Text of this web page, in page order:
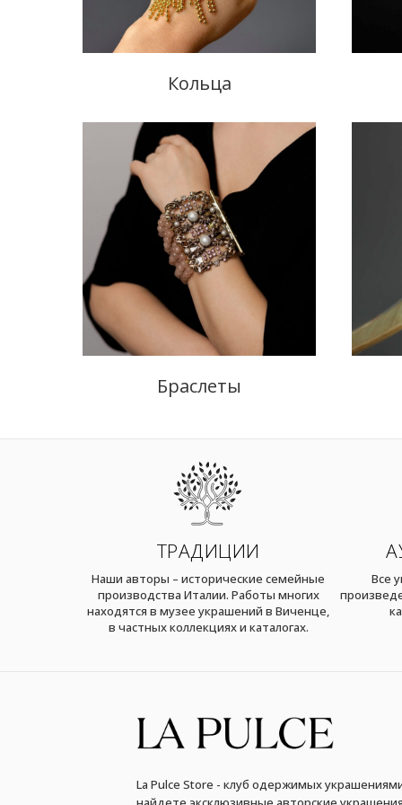
Кольца
Браслеты
ТРАДИЦИИ
Наши авторы – исторические семейные
производства Италии. Работы многих
находятся в музее украшений в Виченце,
в частных коллекциях и каталогах.
Все
La Pulce Store - клуб одержимых